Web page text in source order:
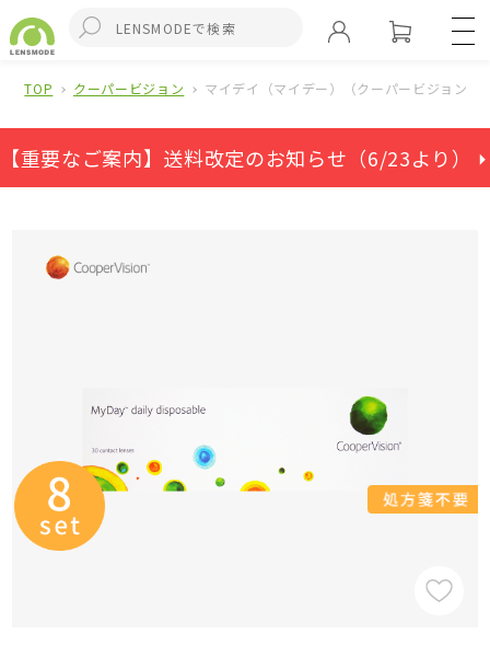
TOP クーパービジョン マイデイ（マイデー）（クーパービジョン）
【重要なご案内】送料改定のお知らせ（6/23より） ⏵